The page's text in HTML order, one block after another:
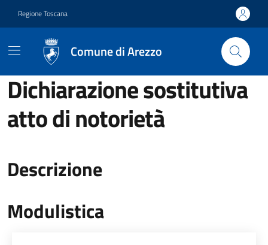
Regione Toscana
Comune di Arezzo
Dichiarazione sostitutiva
atto di notorietà
Descrizione
Modulistica